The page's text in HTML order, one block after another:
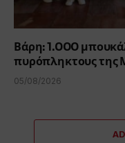
Βάρη: 1.000
πυρόπληκτους της
05/08/2026